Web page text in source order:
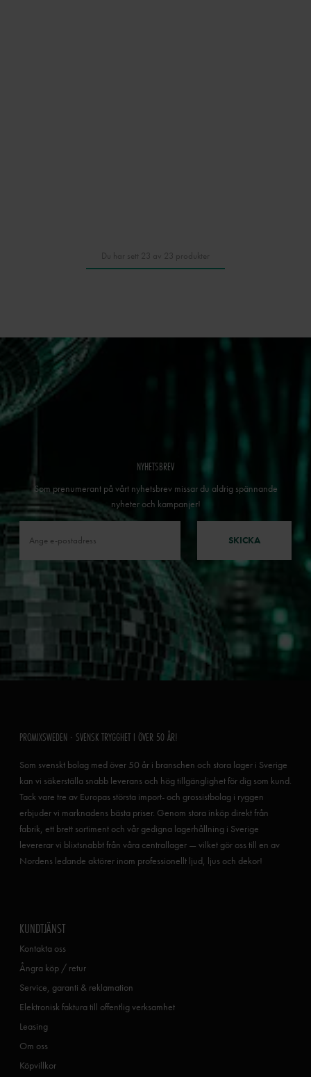
Du har sett 23 av 23 produkter
NYHETSBREV
Som prenumerant på vårt nyhetsbrev missar du aldrig spännande
nyheter och kampanjer!
SKICKA
PROMIXSWEDEN - SVENSK TRYGGHET I ÖVER 50 ÅR!
Som svenskt bolag med över 50 år i branschen och stora lager i Sverige
kan vi säkerställa snabb leverans och hög tillgänglighet för dig som kund.
Tack vare tre av Europas största import- och grossistbolag i ryggen
erbjuder vi marknadens bästa priser. Genom stora inköp direkt från
fabrik, ett brett sortiment och vår gedigna lagerhållning i Sverige
levererar vi blixtsnabbt från våra centrallager — vilket gör oss till en av
Nordens ledande aktörer inom professionellt ljud, ljus och dekor!
KUNDTJÄNST
Kontakta oss
Ångra köp / retur
Service, garanti & reklamation
Elektronisk faktura till offentlig verksamhet
Leasing
Om oss
Köpvillkor